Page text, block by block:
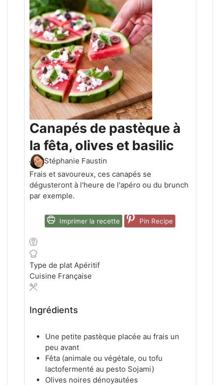
Canapés de pastèque à
la fêta, olives et basilic
Stéphanie Faustin
Frais et savoureux, ces canapés se
dégusteront à l'heure de l'apéro ou du brunch
par exemple.
Imprimer la recette Pin Recipe
Type de plat Apéritif
Cuisine Française
Ingrédients
Une petite pastèque placée au frais un
peu avant
Fêta (animale ou végétale, ou tofu
lactofermenté au pesto Sojami)
Olives noires dénoyautées